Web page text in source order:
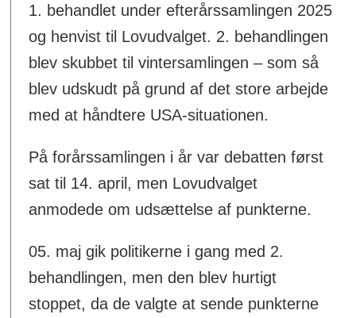
1. behandlet under efterårssamlingen 2025
og henvist til Lovudvalget. 2. behandlingen
blev skubbet til vintersamlingen – som så
blev udskudt på grund af det store arbejde
med at håndtere USA-situationen.
På forårssamlingen i år var debatten først
sat til 14. april, men Lovudvalget
anmodede om udsættelse af punkterne.
05. maj gik politikerne i gang med 2.
behandlingen, men den blev hurtigt
stoppet, da de valgte at sende punkterne